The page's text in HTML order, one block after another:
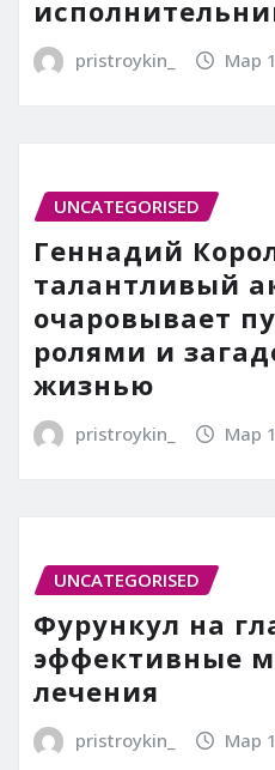
pristroykin_ Мар
UNCATEGORISED
Геннадий
талантливый
очаровывает
ролями и
жизнью
pristroykin_ Мар
UNCATEGORISED
Фурункул на
эффективные
лечения
pristroykin_ Мар